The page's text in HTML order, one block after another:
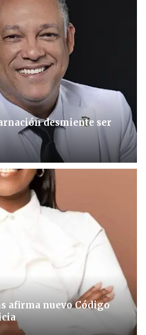
desmiente ser
afirma nuevo Código